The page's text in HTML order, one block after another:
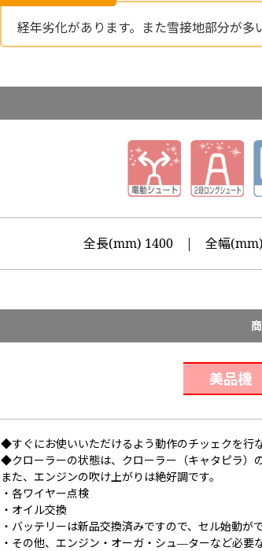
経年劣化があります。また雪接地部分が多
全長(mm) 1400 | 全幅
美品機
◆すぐにお使いいただけるよう動作のチッェクを行
◆クローラーの状態は、クローラー（キャタピラ）
また、エンジンの吹け上がりは絶好調です。
・各ワイヤー点検
・オイル交換
・バッテリーは新品交換済みですので、セル始動がで
・その他、エンジン・オーガ・シュ―ターなど必要